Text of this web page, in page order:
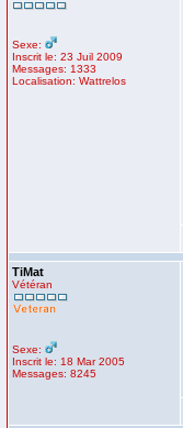
Sexe:
Inscrit le: 23 Juil 2009
Messages: 1333
Localisation: Wattrelos
TiMat
Vétéran
Sexe:
Inscrit le: 18 Mar 2005
Messages: 8245